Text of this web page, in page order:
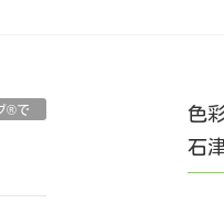
®で
色
石